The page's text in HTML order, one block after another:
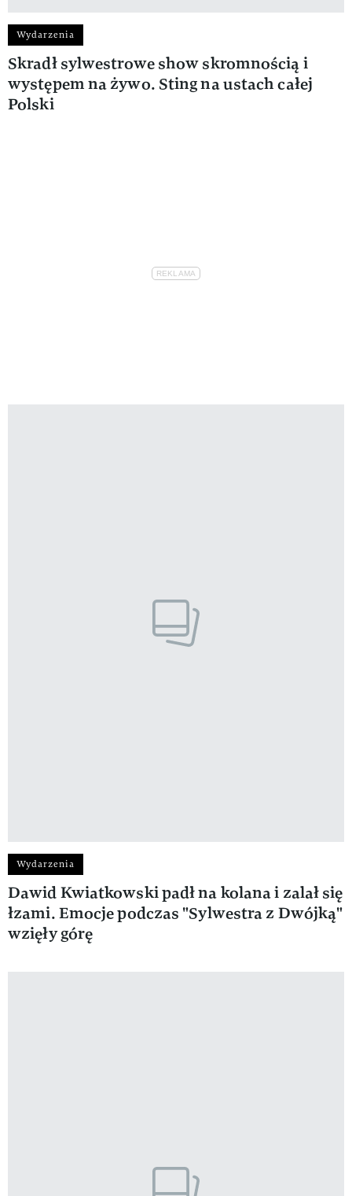
Wydarzenia
Skradł sylwestrowe show skromnością i
występem na żywo. Sting na ustach całej
Polski
Wydarzenia
Dawid Kwiatkowski padł na kolana i zalał się
łzami. Emocje podczas "Sylwestra z Dwójką"
wzięły górę